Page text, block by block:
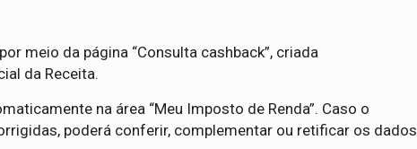
meio da página “Consulta cashback”, criada
da Receita.
na área “Meu Imposto de Renda”. Caso o
poderá conferir, complementar ou retificar os dados